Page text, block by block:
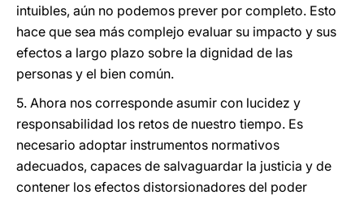
intuibles, aún no podemos prever por completo. Esto
hace que sea más complejo evaluar su impacto y sus
efectos a largo plazo sobre la dignidad de las
personas y el bien común.
5. Ahora nos corresponde asumir con lucidez y
responsabilidad los retos de nuestro tiempo. Es
necesario adoptar instrumentos normativos
adecuados, capaces de salvaguardar la justicia y de
contener los efectos distorsionadores del poder